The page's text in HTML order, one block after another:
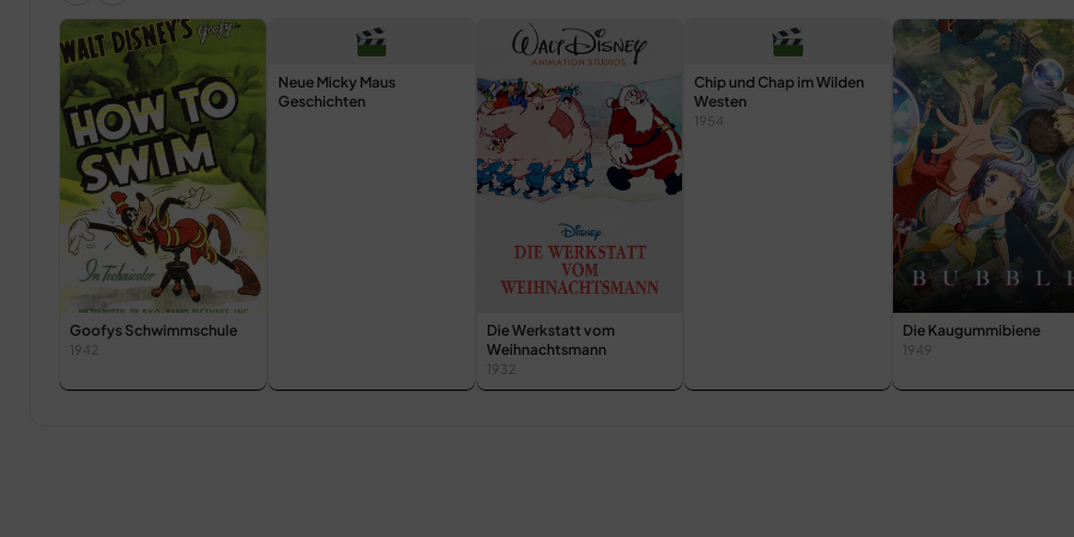
Goofys Schwimmschule
1942
Neue Micky Maus
Geschichten
Die Werkstatt vom
Weihnachtsmann
1932
Chip und Chap im Wilden
Westen
1954
Die Kaugummibiene
1949